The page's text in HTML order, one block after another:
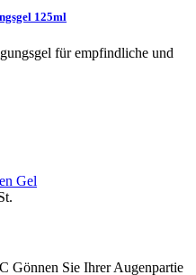
125ml
für empfindliche und
Gönnen Sie Ihrer Augenpartie